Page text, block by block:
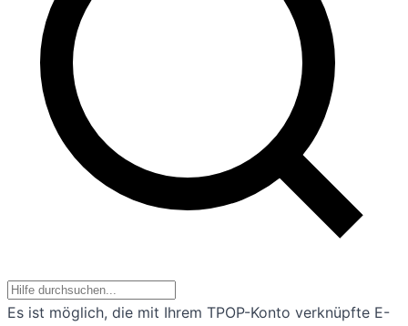
Es ist möglich, die mit Ihrem TPOP-Konto verknüpfte E-